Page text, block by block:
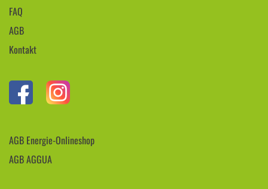
FAQ
AGB
Kontakt
AGB Energie-Onlineshop
AGB AGGUA